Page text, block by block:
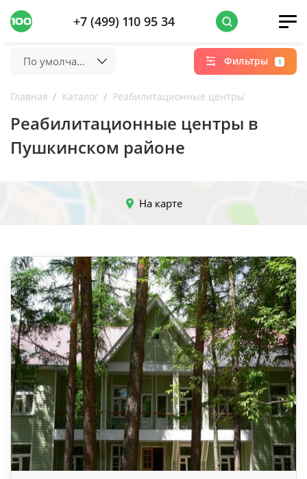
+7 (499) 110 95 34
Главная Каталог Реабилитационные центры
Реабилитационные центры в
Пушкинском районе
По умолчанию Фильтры 1
На карте